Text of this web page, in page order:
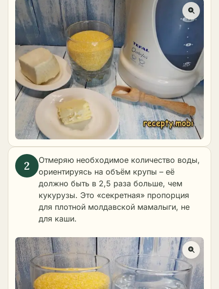
Отмеряю необходимое количество воды,
ориентируясь на объём крупы – её
должно быть в 2,5 раза больше, чем
кукурузы. Это «секретная» пропорция
для плотной молдавской мамалыги, не
для каши.